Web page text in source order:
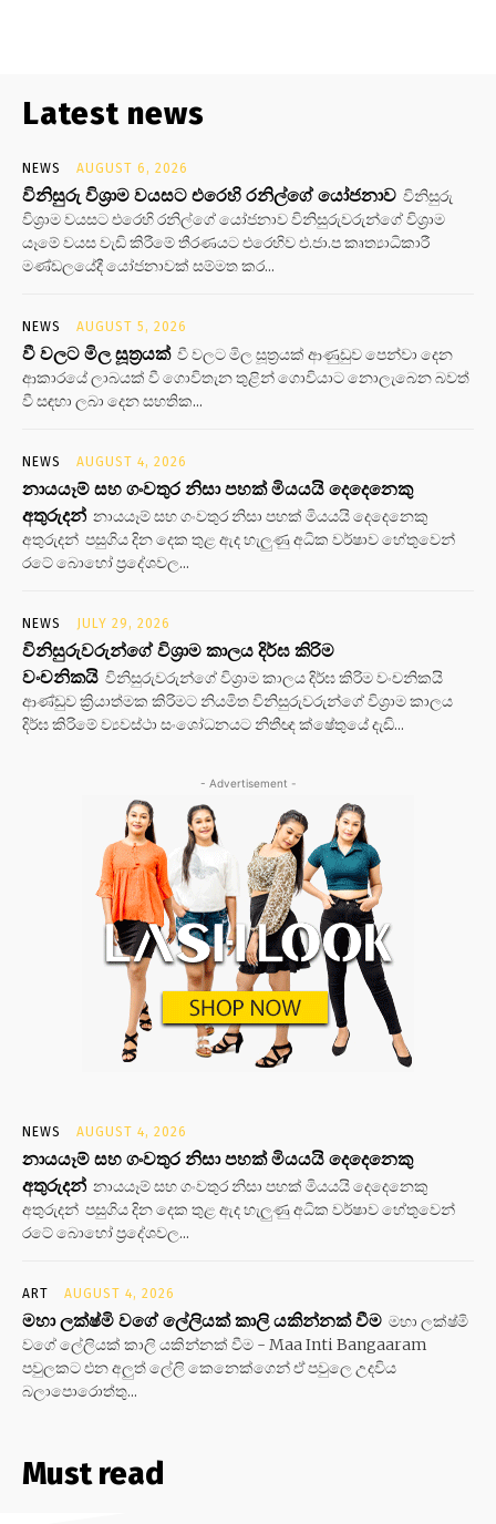
Latest news
NEWS AUGUST 6, 2026
විනිසුරු විශ්‍රාම වයසට එරෙහි රනිල්ගේ යෝජනාව විනිසුරු
විශ්‍රාම වයසට එරෙහි රනිල්ගේ යෝජනාව විනිසුරුවරුන්ගේ විශ්‍රාම
යෑමේ වයස වැඩි කිරීමේ තීරණයට එරෙහිව එ.ජා.ප කෘත්‍යාධිකාරී
මණ්ඩලයේදී යෝජනාවක් සම්මත කර...
NEWS AUGUST 5, 2026
වී වලට මිල සූත්‍රයක් වී වලට මිල සූත්‍රයක් ආණුඩුව පෙන්වා දෙන
ආකාරයේ ලාබයක් වී ගොවිතැන තුළින් ගොවියාට නොලැබෙන බවත්
වී සඳහා ලබා දෙන සහතික...
NEWS AUGUST 4, 2026
නායයෑම් සහ ගංවතුර නිසා පහක් මියයයි දෙදෙනෙකු
අතුරුදන් නායයෑම් සහ ගංවතුර නිසා පහක් මියයයි දෙදෙනෙකු
අතුරුදන් පසුගිය දින දෙක තුළ ඇද හැලුණු අධික වර්ෂාව හේතුවෙන්
රටේ බොහෝ ප්‍රදේශවල...
NEWS JULY 29, 2026
විනිසුරුවරුන්ගේ විශ්‍රාම කාලය දිර්ඝ කිරිම
වංචනිකයි විනිසුරුවරුන්ගේ විශ්‍රාම කාලය දිර්ඝ කිරිම වංචනිකයි
ආණ්ඩුව ක්‍රියාත්මක කිරිමට නියමිත විනිසුරුවරුන්ගේ විශ්‍රාම කාලය
දිර්ඝ කිරිමේ ව්‍යවස්ථා සංශෝධනයට නිතීඥ ක්ෂේතුයේ දැඩි...
- Advertisement -
NEWS AUGUST 4, 2026
නායයෑම් සහ ගංවතුර නිසා පහක් මියයයි දෙදෙනෙකු
අතුරුදන් නායයෑම් සහ ගංවතුර නිසා පහක් මියයයි දෙදෙනෙකු
අතුරුදන් පසුගිය දින දෙක තුළ ඇද හැලුණු අධික වර්ෂාව හේතුවෙන්
රටේ බොහෝ ප්‍රදේශවල...
ART AUGUST 4, 2026
මහා ලක්ෂ්මි වගේ ලේලියක් කාලි යකින්නක් වීම මහා ලක්ෂ්මි
වගේ ලේලියක් කාලි යකින්නක් වීම - Maa Inti Bangaaram
පවුලකට එන අලුත් ලේලි කෙනෙක්ගෙන් ඒ පවුලෙ උදවිය
බලාපොරොත්තු...
Must read